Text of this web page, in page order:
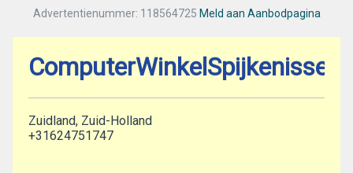
Advertentienummer: 118564725 Meld aan Aanbodpagina
ComputerWinkelSpijkenisse.nl
Zuidland, Zuid-Holland
+31624751747